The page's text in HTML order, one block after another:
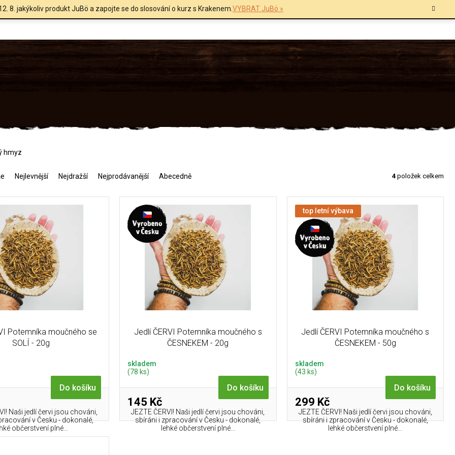
8. jakýkoliv produkt JuBö a zapojte se do slosování o kurz s Krakenem.VYBRAT JuBö »
hmyz
Nejlevnější Nejdražší Nejprodávanější Abecedně 4 položek celkem
Potemníka moučného se
SOLÍ - 20g
Do košíku
Naši jedlí červi jsou chováni,
v Česku - dokonalé,
občerstvení plné...
Jedlí ČERVI Potemníka moučného s
ČESNEKEM - 20g
skladem
(78 ks)
145 Kč
Do košíku
JEZTE ČERVI! Naši jedlí červi jsou chováni,
sbíráni i zpracování v Česku - dokonalé,
lehké občerstvení plné...
top letní výbava
Jedlí ČERVI Potemníka moučného s
ČESNEKEM - 50g
skladem
(43 ks)
299 Kč
Do košíku
JEZTE ČERVI! Naši jedlí červi jsou chováni,
sbíráni i zpracování v Česku - dokonalé,
lehké občerstvení plné...